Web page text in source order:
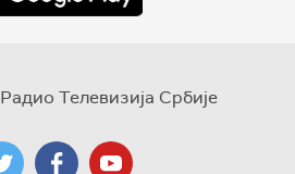
Радио Телевизија Србије